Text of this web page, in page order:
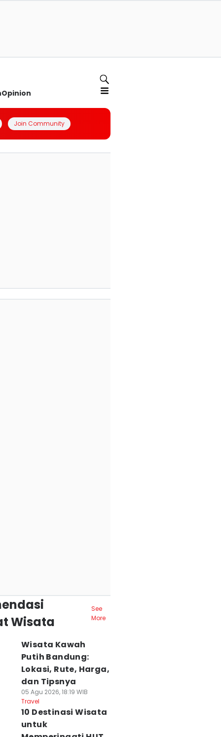
Opinion
Join Community
Wisata
See
More
Wisata Kawah
Putih Bandung:
Lokasi, Rute, Harga,
dan Tipsnya
05 Agu 2026, 18:19 WIB
Travel
10 Destinasi Wisata
untuk